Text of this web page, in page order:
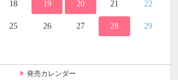
18 19 20 21 22
25 26 27 28 29
発売カレンダー